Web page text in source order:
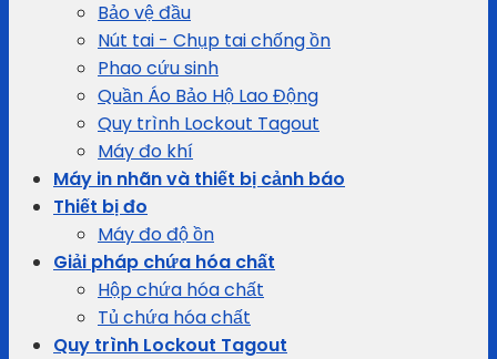
Bảo vệ đầu
Nút tai - Chụp tai chống ồn
Phao cứu sinh
Quần Áo Bảo Hộ Lao Động
Quy trình Lockout Tagout
Máy đo khí
Máy in nhãn và thiết bị cảnh báo
Thiết bị đo
Máy đo độ ồn
Giải pháp chứa hóa chất
Hộp chứa hóa chất
Tủ chứa hóa chất
Quy trình Lockout Tagout